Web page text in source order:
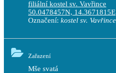
filiální kostel sv. Vavřince
50.0478457N, 14.3671815E
Označení: kostel sv.
Zařazení
Mše svatá